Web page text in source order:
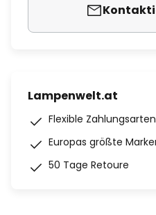
Lampenwelt.at
Flexible Zahlungsarten
Europas größte
50 Tage Retoure